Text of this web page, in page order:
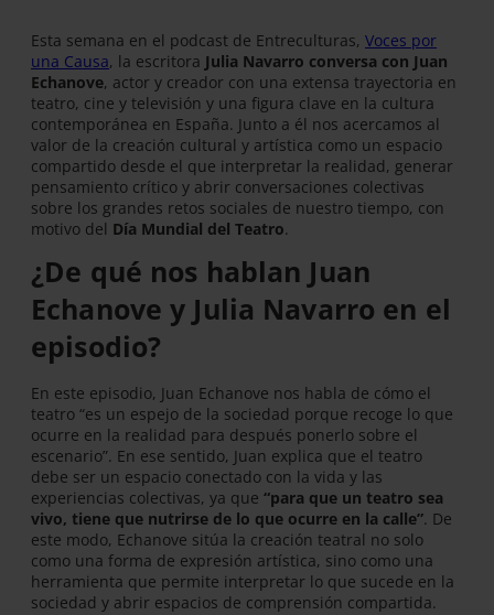
Esta semana en el podcast de Entreculturas, Voces por
una Causa, la escritora Julia Navarro conversa con Juan
Echanove, actor y creador con una extensa trayectoria en
teatro, cine y televisión y una figura clave en la cultura
contemporánea en España. Junto a él nos acercamos al
valor de la creación cultural y artística como un espacio
compartido desde el que interpretar la realidad, generar
pensamiento crítico y abrir conversaciones colectivas
sobre los grandes retos sociales de nuestro tiempo, con
motivo del Día Mundial del Teatro.
¿De qué nos hablan Juan
Echanove y Julia Navarro en el
episodio?
En este episodio, Juan Echanove nos habla de cómo el
teatro “es un espejo de la sociedad porque recoge lo que
ocurre en la realidad para después ponerlo sobre el
escenario”. En ese sentido, Juan explica que el teatro
debe ser un espacio conectado con la vida y las
experiencias colectivas, ya que “para que un teatro sea
vivo, tiene que nutrirse de lo que ocurre en la calle”. De
este modo, Echanove sitúa la creación teatral no solo
como una forma de expresión artística, sino como una
herramienta que permite interpretar lo que sucede en la
sociedad y abrir espacios de comprensión compartida.